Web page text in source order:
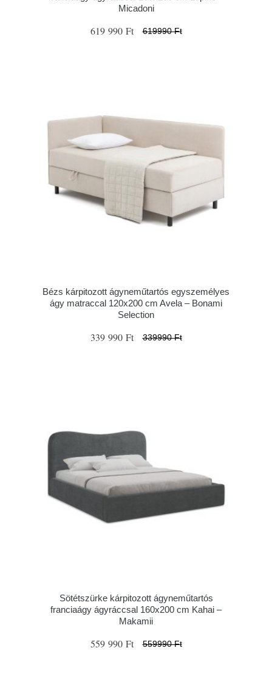
Micadoni
619 990 Ft 619990 Ft
Bézs kárpitozott ágyneműtartós egyszemélyes
ágy matraccal 120x200 cm Avela – Bonami
Selection
339 990 Ft 339990 Ft
Sötétszürke kárpitozott ágyneműtartós
franciaágy ágyráccsal 160x200 cm Kahai –
Makamii
559 990 Ft 559990 Ft